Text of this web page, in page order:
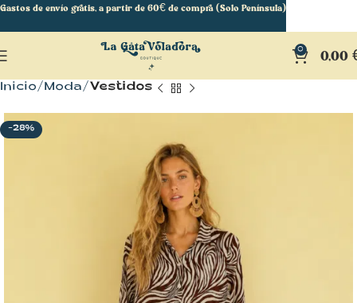
0 0,00
Inicio Moda Vestidos
-28%
Gastos de envío gratis, a partir de 60€ de compra (Solo Península)